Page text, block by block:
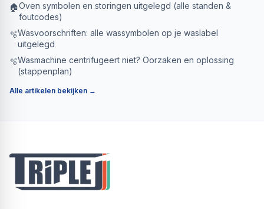
🏠Oven symbolen en storingen uitgelegd (alle standen &
foutcodes)
🫧Wasvoorschriften: alle wassymbolen op je waslabel
uitgelegd
🫧Wasmachine centrifugeert niet? Oorzaken en oplossing
(stappenplan)
Alle artikelen bekijken →